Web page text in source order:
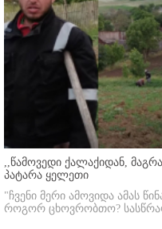
,,წამოვედი ქალაქიდან,
პატარა ყელეთი
"ჩვენი მერი ამოვიდა ამას
როგორ ცხოვრობთო?